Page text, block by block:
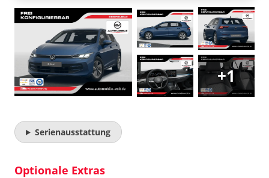
+1
Serienausstattung
Optionale Extras